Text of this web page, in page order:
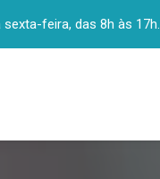
sexta-feira, das 8h às 17h.